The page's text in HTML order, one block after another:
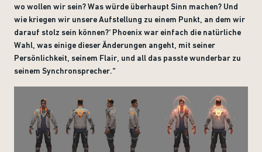
wo wollen wir sein? Was würde überhaupt Sinn machen? Und
wie kriegen wir unsere Aufstellung zu einem Punkt, an dem wir
darauf stolz sein können?‘ Phoenix war einfach die natürliche
Wahl, was einige dieser Änderungen angeht, mit seiner
Persönlichkeit, seinem Flair, und all das passte wunderbar zu
seinem Synchronsprecher.“